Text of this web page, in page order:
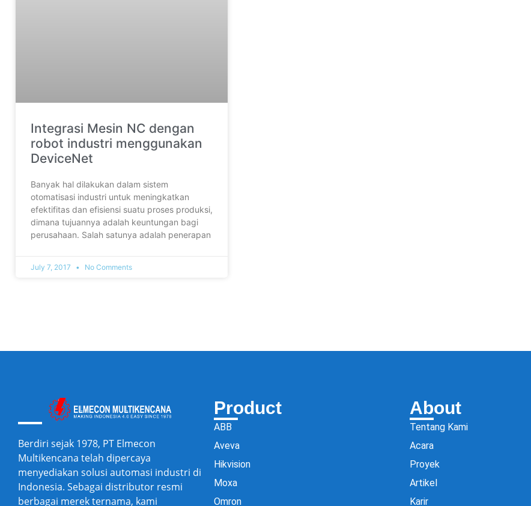
Integrasi Mesin NC dengan
robot industri menggunakan
DeviceNet
Banyak hal dilakukan dalam sistem
otomatisasi industri untuk meningkatkan
efektifitas dan efisiensi suatu proses produksi,
dimana tujuannya adalah keuntungan bagi
perusahaan. Salah satunya adalah penerapan
July 7, 2017 No Comments
Berdiri sejak 1978, PT Elmecon
Multikencana telah dipercaya
menyediakan solusi automasi industri di
Indonesia. Sebagai distributor resmi
berbagai merek ternama, kami
Product
ABB
Aveva
Hikvision
Moxa
Omron
About
Tentang Kami
Acara
Proyek
Artikel
Karir